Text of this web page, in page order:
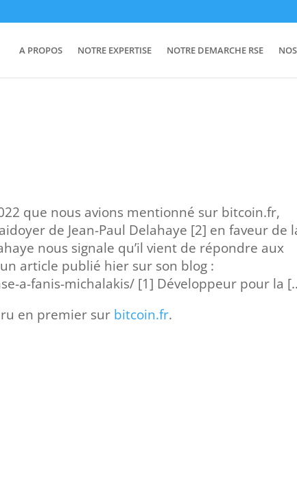
A PROPOS NOTRE EXPERTISE NOTRE DEMARCHE RSE
que nous avions mentionné sur bitcoin.fr,
de Jean-Paul Delahaye [2] en faveur de
nous signale qu’il vient de répondre aux
article publié hier sur son blog :
a-fanis-michalakis/ [1] Développeur pour la
en premier sur bitcoin.fr.